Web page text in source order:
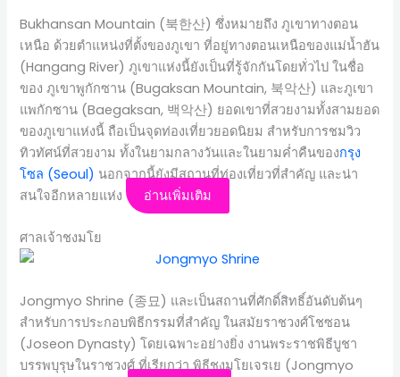
Bukhansan Mountain (북한산) ซึ่งหมายถึง ภูเขาทางตอน
เหนือ ด้วยตำแหน่งที่ตั้งของภูเขา ที่อยู่ทางตอนเหนือของแม่น้ำฮัน
(Hangang River) ภูเขาแห่งนี้ยังเป็นที่รู้จักกันโดยทั่วไป ในชื่อ
ของ ภูเขาพูกักซาน (Bugaksan Mountain, 북악산) และภูเขา
แพกักซาน (Baegaksan, 백악산) ยอดเขาที่สวยงามทั้งสามยอด
ของภูเขาแห่งนี้ ถือเป็นจุดท่องเที่ยวยอดนิยม สำหรับการชมวิว
ทิวทัศน์ที่สวยงาม ทั้งในยามกลางวันและในยามค่ำคืนของกรุง
โซล (Seoul) นอกจากนี้ยังมีสถานที่ท่องเที่ยวที่สำคัญ และน่า
สนใจอีกหลายแห่ง
อ่านเพิ่มเติม
ศาลเจ้าชงมโย
Jongmyo Shrine (종묘) และเป็นสถานที่ศักดิ์สิทธิ์อันดับต้นๆ
สำหรับการประกอบพิธีกรรมที่สำคัญ ในสมัยราชวงศ์โชซอน
(Joseon Dynasty) โดยเฉพาะอย่างยิ่ง งานพระราชพิธีบูชา
บรรพบุรุษในราชวงศ์ ที่เรียกว่า พิธีชงมโยเจรเย (Jongmyo